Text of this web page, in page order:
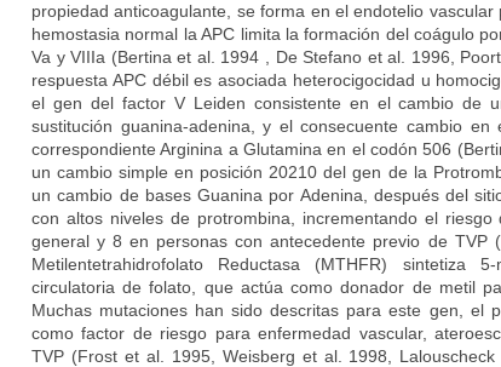
propiedad anticoagulante, se forma en el endotelio
hemostasia normal la APC limita la formación del coágulo
Va y VIIIa (Bertina et al. 1994 , De Stefano et al. 1996,
respuesta APC débil es asociada heterocigocidad u
el gen del factor V Leiden consistente en el cambio de
sustitución guanina-adenina, y el consecuente cambio
correspondiente Arginina a Glutamina en el codón 506
un cambio simple en posición 20210 del gen de la
un cambio de bases Guanina por Adenina, después del
con altos niveles de protrombina, incrementando el
general y 8 en personas con antecedente previo de TVP
Metilentetrahidrofolato Reductasa (MTHFR) sintetiza
circulatoria de folato, que actúa como donador de metil
Muchas mutaciones han sido descritas para este gen, el
como factor de riesgo para enfermedad vascular,
TVP (Frost et al. 1995, Weisberg et al. 1998,